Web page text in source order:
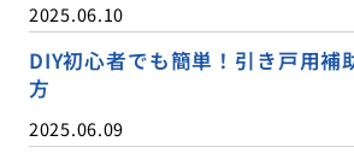
2025.06.10
DIY初心者でも簡単！引き戸用補
方
2025.06.09